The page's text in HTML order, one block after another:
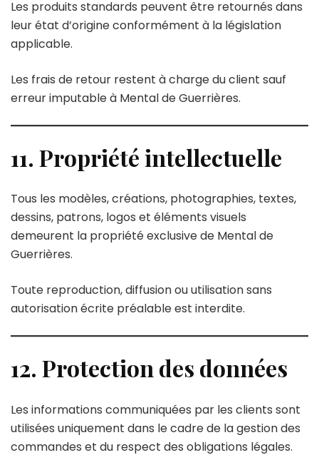
Les produits standards peuvent être retournés dans
leur état d’origine conformément à la législation
applicable.
Les frais de retour restent à charge du client sauf
erreur imputable à Mental de Guerrières.
11. Propriété intellectuelle
Tous les modèles, créations, photographies, textes,
dessins, patrons, logos et éléments visuels
demeurent la propriété exclusive de Mental de
Guerrières.
Toute reproduction, diffusion ou utilisation sans
autorisation écrite préalable est interdite.
12. Protection des données
Les informations communiquées par les clients sont
utilisées uniquement dans le cadre de la gestion des
commandes et du respect des obligations légales.